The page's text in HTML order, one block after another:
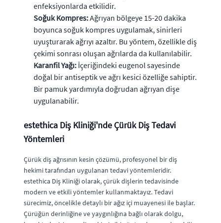
enfeksiyonlarda etkilidir.
Soğuk Kompres:Ağrıyan bölgeye 15-20 dakika
boyunca soğuk kompres uygulamak, sinirleri
uyuşturarak ağrıyı azaltır. Bu yöntem, özellikle diş
çekimi sonrası oluşan ağrılarda da kullanılabilir.
Karanfil Yağı: İçeriğindeki eugenol sayesinde
doğal bir antiseptik ve ağrı kesici özelliğe sahiptir.
Bir pamuk yardımıyla doğrudan ağrıyan dişe
uygulanabilir.
estethica Diş Kliniği'nde Çürük Diş Tedavi
Yöntemleri
Çürük diş ağrısının kesin çözümü, profesyonel bir diş
hekimi tarafından uygulanan tedavi yöntemleridir.
estethica Diş Kliniği olarak, çürük dişlerin tedavisinde
modern ve etkili yöntemler kullanmaktayız. Tedavi
sürecimiz, öncelikle detaylı bir ağız içi muayenesi ile başlar.
Çürüğün derinliğine ve yaygınlığına bağlı olarak dolgu,